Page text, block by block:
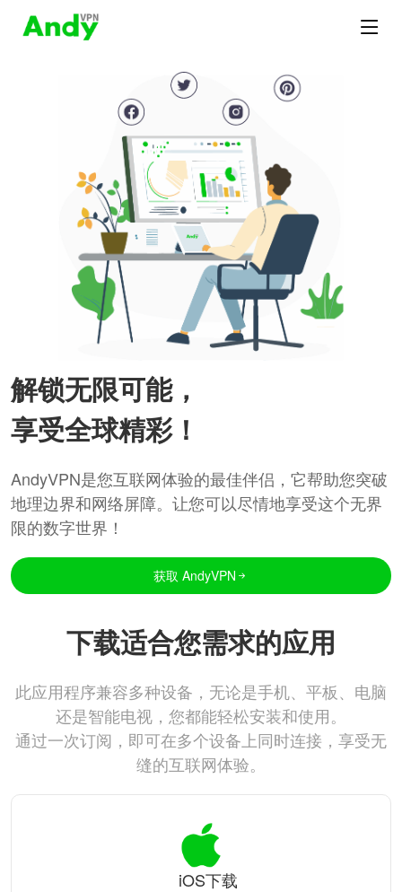
解锁无限可能，
享受全球精彩！
AndyVPN是您互联网体验的最佳伴侣，它帮助您突破
地理边界和网络屏障。让您可以尽情地享受这个无界
限的数字世界！
获取 AndyVPN
下载适合您需求的应用
此应用程序兼容多种设备，无论是手机、平板、电脑
还是智能电视，您都能轻松安装和使用。
通过一次订阅，即可在多个设备上同时连接，享受无
缝的互联网体验。
iOS下载